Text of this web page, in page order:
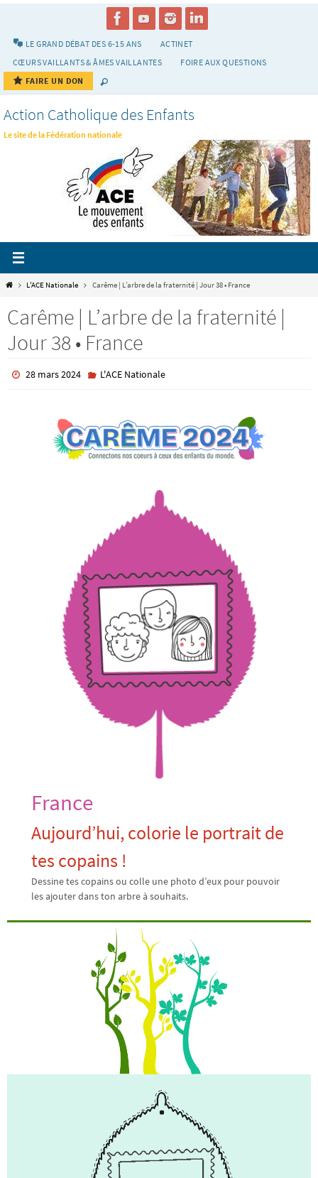
LE GRAND DÉBAT DES 6-15 ANS
ACTINET
CŒURS VAILLANTS & ÂMES VAILLANTES
FOIRE AUX QUESTIONS
FAIRE UN DON
Action Catholique des Enfants
Le site de la Fédération nationale
HomeL'ACE Nationale Carême | L’arbre de la fraternité | Jour 38 • France
Carême | L’arbre de la fraternité |
Jour 38 • France
28 mars 2024 L'ACE Nationale
France
Aujourd’hui, colorie le portrait de
tes copains !
Dessine tes copains ou colle une photo d’eux pour pouvoir
les ajouter dans ton arbre à souhaits.